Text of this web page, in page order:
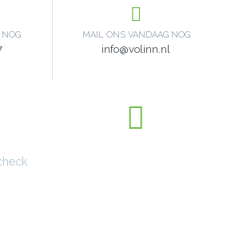
MAIL ONS VANDAAG NOG
info@volinn.nl